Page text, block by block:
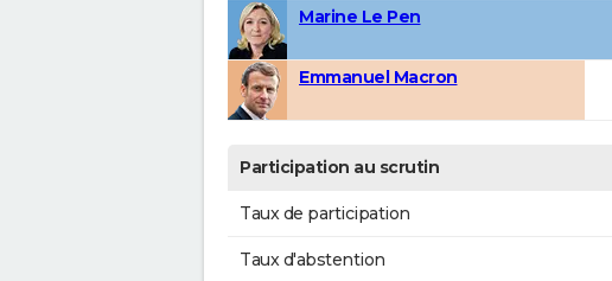
Marine Le Pen
Emmanuel Macron
Participation au scrutin
Taux de participation
Taux d'abstention